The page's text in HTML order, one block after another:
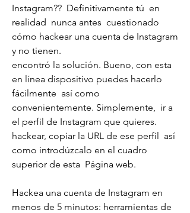
Instagram??  Definitivamente tú  en
realidad  nunca antes  cuestionado
cómo hackear una cuenta de Instagram
y no tienen.
encontró la solución. Bueno, con esta
en línea dispositivo puedes hacerlo
fácilmente  así como
convenientemente. Simplemente,  ir a
el perfil de Instagram que quieres.
hackear, copiar la URL de ese perfil  así
como introdúzcalo en el cuadro
superior de esta  Página web.
Hackea una cuenta de Instagram en
menos de 5 minutos: herramientas de